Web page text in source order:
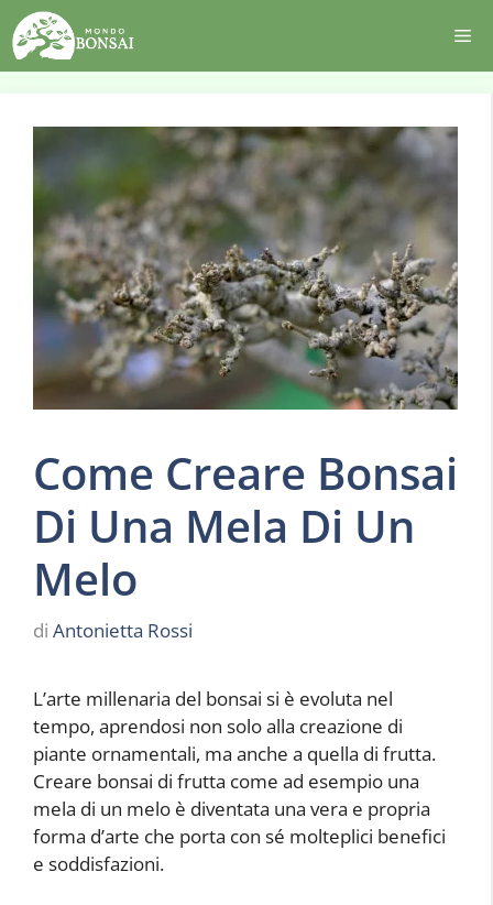
Vai
al
contenuto
Come Creare Bonsai
Di Una Mela Di Un
Melo
di Antonietta Rossi
L’arte millenaria del bonsai si è evoluta nel
tempo, aprendosi non solo alla creazione di
piante ornamentali, ma anche a quella di frutta.
Creare bonsai di frutta come ad esempio una
mela di un melo è diventata una vera e propria
forma d’arte che porta con sé molteplici benefici
e soddisfazioni.